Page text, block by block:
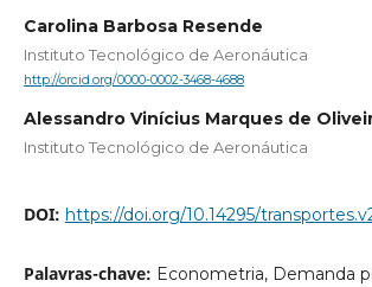
Carolina Barbosa Resende
Instituto Tecnológico de Aeronáutica
http://orcid.org/0000-0002-3468-4688
Alessandro Vinícius Marques de
Instituto Tecnológico de Aeronáutica
DOI: https://doi.org/10.14295/
Palavras-chave: Econometria, Demanda